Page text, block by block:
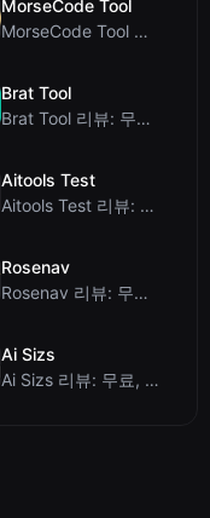
MorseCode Tool
MorseCode Tool 리뷰: 오디오 및 조명을 갖춘 무료 온라인 텍스트-모스 부호 변...
Brat Tool
Brat Tool 리뷰: 무료 Charli XCX 스타일 Brat 텍스트 생성기
Aitools Test
Aitools Test 리뷰: 무료 브라우저 기반 AI 탐지기, 토큰 카운터 및 비용 추정...
Rosenav
Rosenav 리뷰: 무료 온라인 코사인 유사도 검사기 및 텍스트 차이 비교 도구
Ai Sizs
Ai Sizs 리뷰: 무료, 프라이빗 이미지 유사도 및 블러 감지 도구